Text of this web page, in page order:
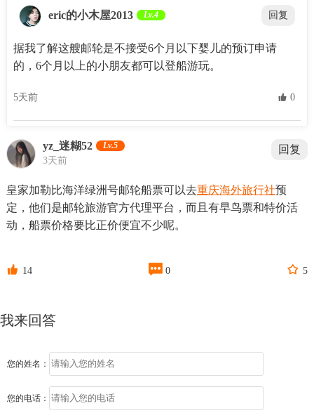
eric的小木屋2013 Lv.4 回复
据我了解这艘邮轮是不接受6个月以下婴儿的预订申请
的，6个月以上的小朋友都可以登船游玩。
5天前  0
yz_迷糊52 Lv.5
3天前
回复
皇家加勒比海洋绿洲号邮轮船票可以去重庆海外旅行社预
定，他们是邮轮旅游官方代理平台，而且有早鸟票和特价活
动，船票价格要比正价便宜不少呢。
 14  0  5
我来回答
您的姓名：
您的电话：